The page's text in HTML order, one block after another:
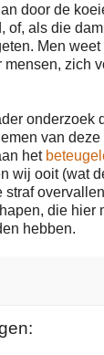
door de
of, als die
Men
zich
onderzoek
van deze
het
wij ooit (wat
straf
die hier
hebben.